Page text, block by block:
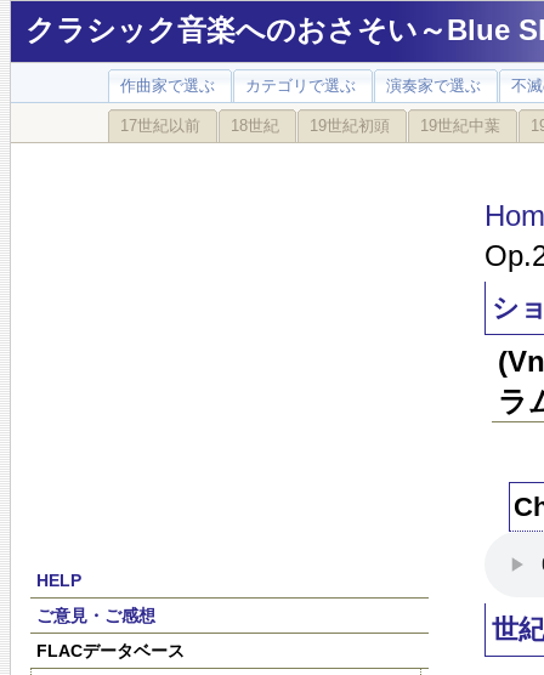
クラシック音楽へのおさそい～Blue
作曲家で選ぶ カテゴリで選ぶ 演奏家で選ぶ 不
17世紀以前 18世紀 19世紀初頭 19世紀中葉
HELP
ご意見・ご感想
FLACデータベース
シ
ラ
世